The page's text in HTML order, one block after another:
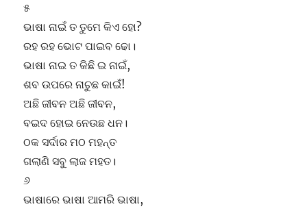
୫
ଭାଷା ନାଇଁ ତ ତୁମେ କିଏ ହୋ?
ରହ ରହ ଭୋଟ ପାଇବ ଢୋ।
ଭାଷା ନାଇ ତ କିଛି ଇ ନାଇଁ,
ଶବ ଉପରେ ନାଚୁଛ କାଇଁ!
ଅଛି ଜୀବନ ଅଛି ଜୀବନ,
ବଇଦ ହୋଇ ନେଉଛ ଧନ।
ଠକ ସର୍ଦାର ମଠ ମହନ୍ତ
ଗଲାଣି ସବୁ ଲାଜ ମହତ।
୬
ଭାଷାରେ ଭାଷା ଆମରି ଭାଷା,